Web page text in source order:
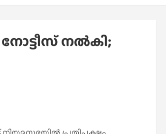
നല്‍കി;